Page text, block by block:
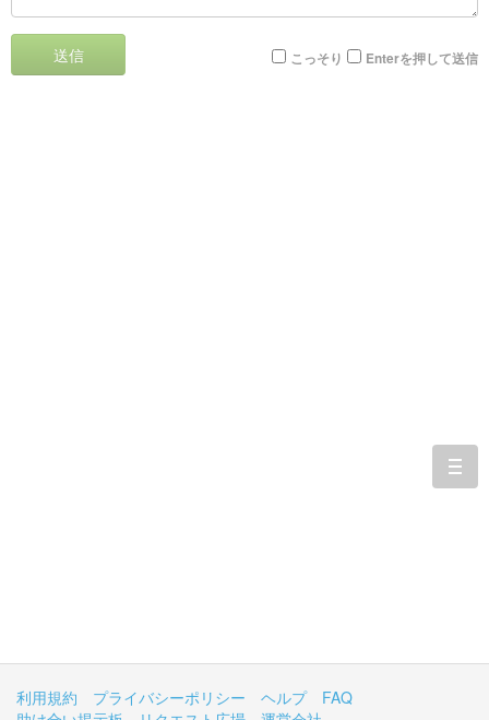
送信 こっそり Enterを押して送信
利用規約 プライバシーポリシー ヘルプ
FAQ